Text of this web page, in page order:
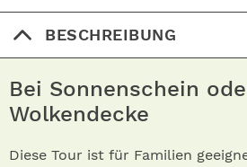
BESCHREIBUNG
Bei Sonnenschein
Wolkendecke
Diese Tour ist für Familien